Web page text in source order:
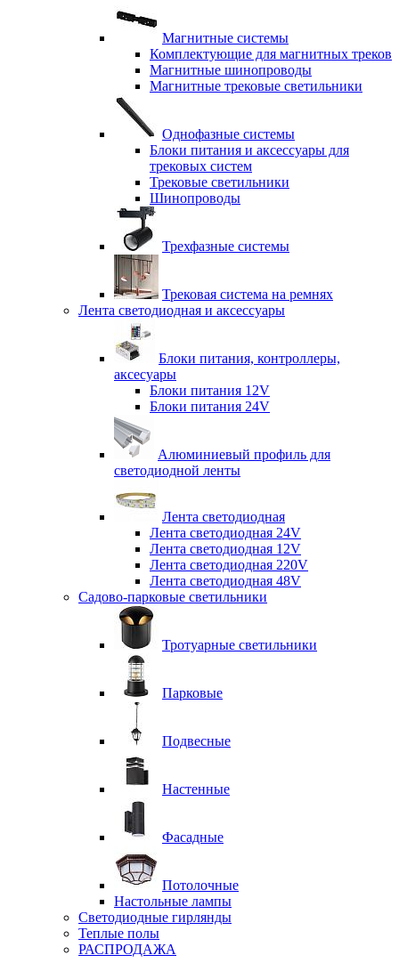
Магнитные системы
Комплектующие для магнитных треков
Магнитные шинопроводы
Магнитные трековые светильники
Однофазные системы
Блоки питания и аксессуары для
трековых систем
Трековые светильники
Шинопроводы
Трехфазные системы
Трековая система на ремнях
Лента светодиодная и аксессуары
Блоки питания, контроллеры,
аксесуары
Блоки питания 12V
Блоки питания 24V
Алюминиевый профиль для
светодиодной ленты
Лента светодиодная
Лента светодиодная 24V
Лента светодиодная 12V
Лента светодиодная 220V
Лента светодиодная 48V
Садово-парковые светильники
Тротуарные светильники
Парковые
Подвесные
Настенные
Фасадные
Потолочные
Настольные лампы
Светодиодные гирлянды
Теплые полы
РАСПРОДАЖА